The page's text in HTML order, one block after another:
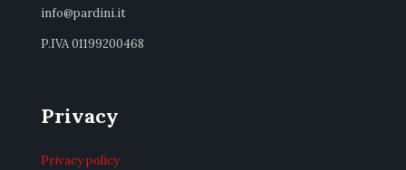
info@pardini.it
P.IVA 01199200468
Privacy
Privacy policy